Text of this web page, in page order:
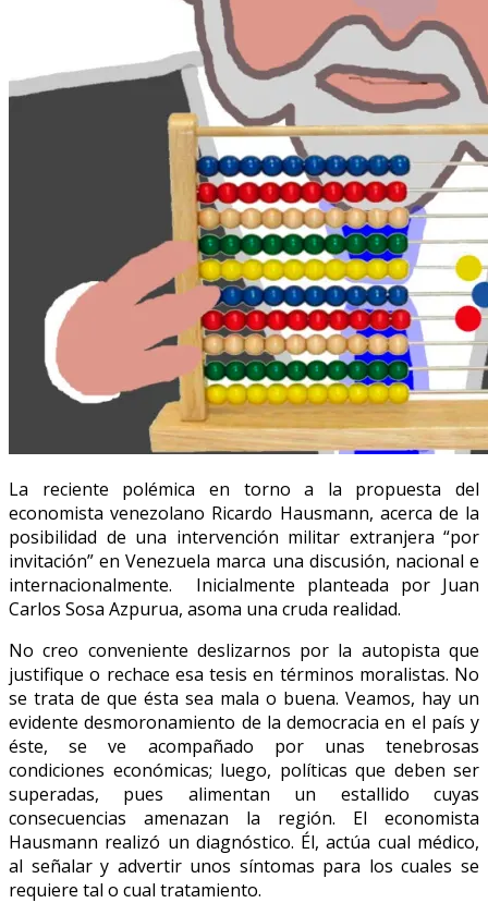
La reciente polémica en torno a la propuesta del
economista venezolano Ricardo Hausmann, acerca de la
posibilidad de una intervención militar extranjera “por
invitación” en Venezuela marca una discusión, nacional e
internacionalmente. Inicialmente planteada por Juan
Carlos Sosa Azpurua, asoma una cruda realidad.
No creo conveniente deslizarnos por la autopista que
justifique o rechace esa tesis en términos moralistas. No
se trata de que ésta sea mala o buena. Veamos, hay un
evidente desmoronamiento de la democracia en el país y
éste, se ve acompañado por unas tenebrosas
condiciones económicas; luego, políticas que deben ser
superadas, pues alimentan un estallido cuyas
consecuencias amenazan la región. El economista
Hausmann realizó un diagnóstico. Él, actúa cual médico,
al señalar y advertir unos síntomas para los cuales se
requiere tal o cual tratamiento.